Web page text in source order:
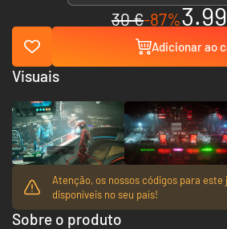
30 €-87%
Adicionar ao
Atenção, os nossos códigos para este
disponíveis no seu país!
Sobre o produto
Visuais